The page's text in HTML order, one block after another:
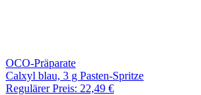
OCO-Präparate
Calxyl blau, 3 g Pasten-Spritze
Regulärer Preis: 22,49 €